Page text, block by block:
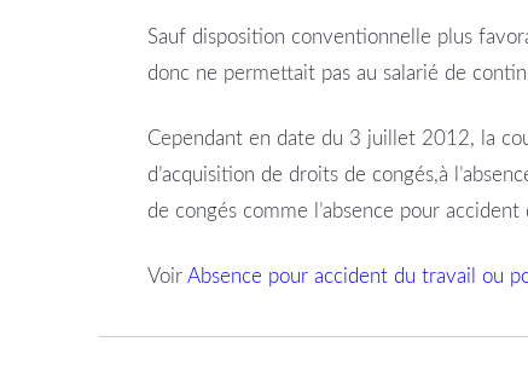
Sauf disposition conventionnelle plus
donc ne permettait pas au salarié de
Cependant en date du 3 juillet 2012, la
d’acquisition de droits de congés,à
de congés comme l’absence pour
Voir Absence pour accident du travail ou